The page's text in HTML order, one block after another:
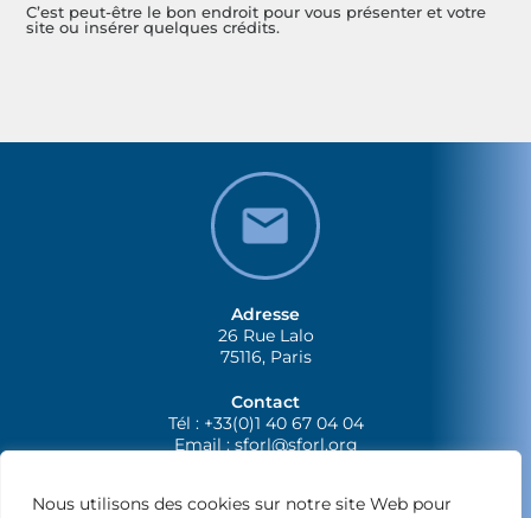
Nous utilisons des cookies sur notre site Web pour
C’est peut-être le bon endroit pour vous présenter et votre
site ou insérer quelques crédits.
Adresse
26 Rue Lalo
75116, Paris
Contact
Tél : +33(0)1 40 67 04 04
Email :sforl@sforl.org